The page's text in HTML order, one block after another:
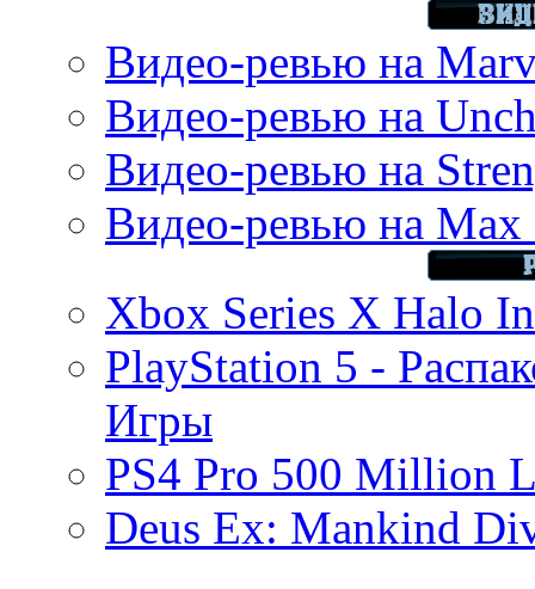
Видео-ревью на
Видео-ревью на
Видео-ревью на
Видео-ревью на Max
Xbox Series X Halo
PlayStation 5 -
Игры
PS4 Pro 500 Million
Deus Ex: Mankind